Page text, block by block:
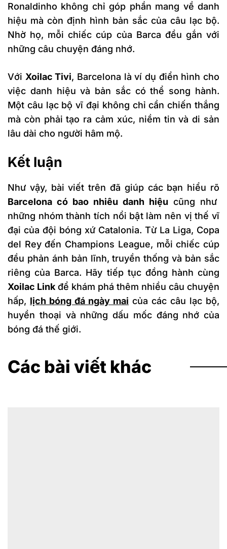
Ronaldinho không chỉ góp phần mang về danh
hiệu mà còn định hình bản sắc của câu lạc bộ.
Nhờ họ, mỗi chiếc cúp của Barca đều gắn với
những câu chuyện đáng nhớ.
Với Xoilac Tivi, Barcelona là ví dụ điển hình cho
việc danh hiệu và bản sắc có thể song hành.
Một câu lạc bộ vĩ đại không chỉ cần chiến thắng
mà còn phải tạo ra cảm xúc, niềm tin và di sản
lâu dài cho người hâm mộ.
Kết luận
Như vậy, bài viết trên đã giúp các bạn hiểu rõ
Barcelona có bao nhiêu danh hiệu cũng như
những nhóm thành tích nổi bật làm nên vị thế vĩ
đại của đội bóng xứ Catalonia. Từ La Liga, Copa
del Rey đến Champions League, mỗi chiếc cúp
đều phản ánh bản lĩnh, truyền thống và bản sắc
riêng của Barca. Hãy tiếp tục đồng hành cùng
Xoilac Link để khám phá thêm nhiều câu chuyện
hấp, lịch bóng đá ngày mai của các câu lạc bộ,
huyền thoại và những dấu mốc đáng nhớ của
bóng đá thế giới.
Các bài viết khác